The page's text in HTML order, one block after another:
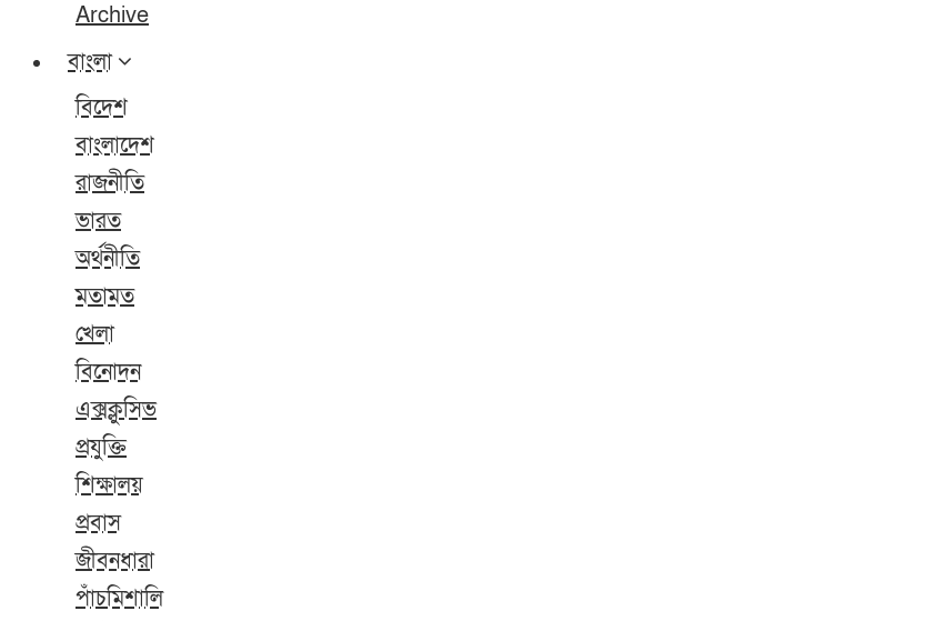
Archive
বাংলা
বিদেশ
বাংলাদেশ
রাজনীতি
ভারত
অর্থনীতি
মতামত
খেলা
বিনোদন
এক্সক্লুসিভ
প্রযুক্তি
শিক্ষালয়
প্রবাস
জীবনধারা
পাঁচমিশালি